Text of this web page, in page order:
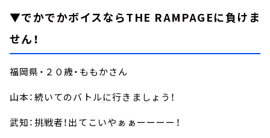
▼でかでかボイスならTHE RAMPAGEに負けま
せん！
福岡県・２０歳・ももかさん
山本：続いてのバトルに行きましょう！
武知：挑戦者！出てこいやぁぁーーーー！